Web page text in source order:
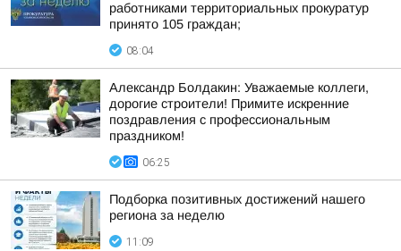
работниками территориальных прокуратур
принято 105 граждан;
08:04
Александр Болдакин: Уважаемые коллеги,
дорогие строители! Примите искренние
поздравления с профессиональным
праздником!
06:25
Подборка позитивных достижений нашего
региона за неделю
11:09